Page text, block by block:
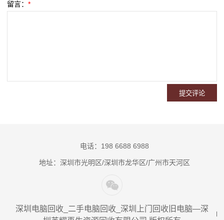
留言： *
电话：198 6688 6988
地址：深圳市光明区/深圳市龙华区/广州市天河区
深圳电脑回收_二手电脑回收_深圳上门回收旧电脑—深